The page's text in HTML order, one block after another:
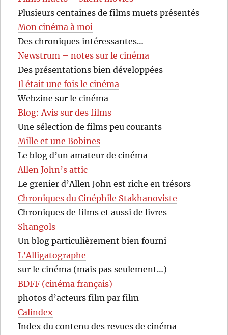
Plusieurs centaines de films muets présentés
Mon cinéma à moi
Des chroniques intéressantes…
Newstrum – notes sur le cinéma
Des présentations bien développées
Il était une fois le cinéma
Webzine sur le cinéma
Blog: Avis sur des films
Une sélection de films peu courants
Mille et une Bobines
Le blog d’un amateur de cinéma
Allen John’s attic
Le grenier d’Allen John est riche en trésors
Chroniques du Cinéphile Stakhanoviste
Chroniques de films et aussi de livres
Shangols
Un blog particulièrement bien fourni
L’Alligatographe
sur le cinéma (mais pas seulement…)
BDFF (cinéma français)
photos d’acteurs film par film
Calindex
Index du contenu des revues de cinéma